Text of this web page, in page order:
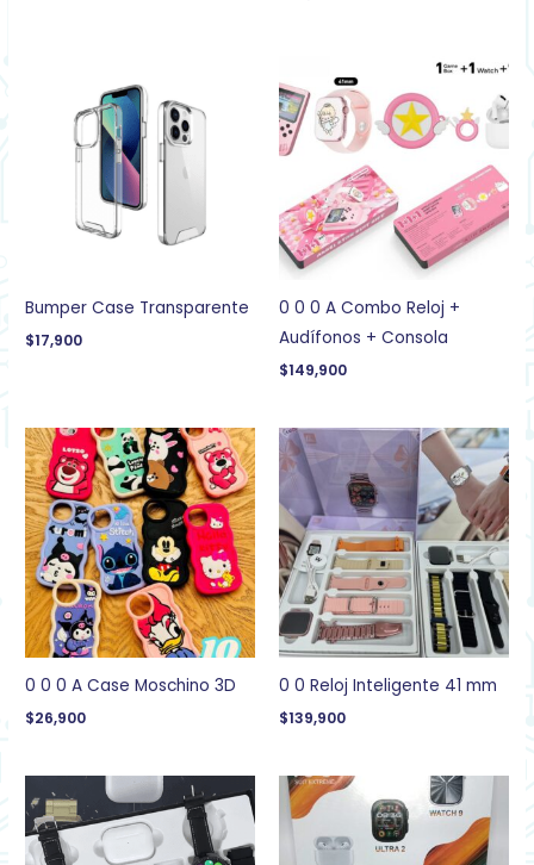
Bumper Case Transparente
$17,900
0 0 0 A Combo Reloj +
Audífonos + Consola
$149,900
0 0 0 A Case Moschino 3D
$26,900
0 0 Reloj Inteligente 41 mm
$139,900